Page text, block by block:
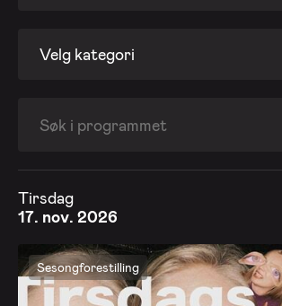
Velg kategori
Tirsdag
17. nov. 2026
Sesongforestilling